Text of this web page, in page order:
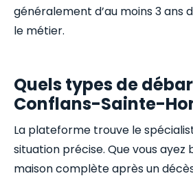
généralement d’au moins 3 ans
le métier.
Quels types de
Conflans-Sainte-
La plateforme trouve le
situation précise. Que vous ayez
maison complète après un